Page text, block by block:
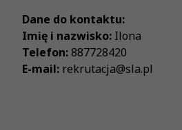
Dane do kontaktu:
Imię i nazwisko: Ilona
Telefon:887728420
E-mail: rekrutacja@sla.pl